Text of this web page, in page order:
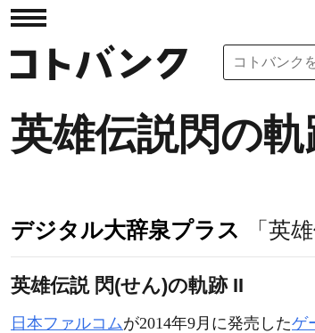
英雄伝説閃の
デジタル大辞泉プラス 「英
英雄伝説 閃(せん)の軌跡 II
日本ファルコムが2014年9月に発売したゲ